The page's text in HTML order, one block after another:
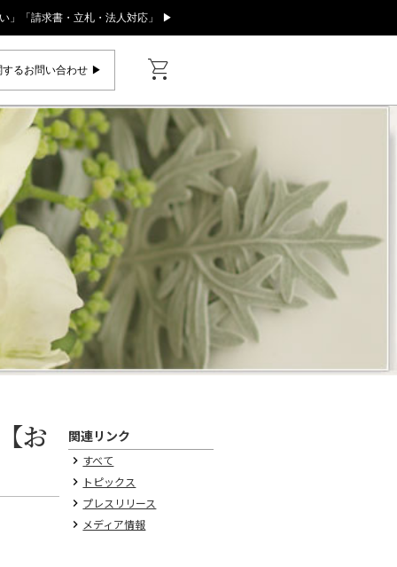
」「請求書・立札・法人対応」 ▶
するお問い合わせ ▶︎ shopping_cart
お
関連リンク
keyboard_arrow_right すべて
keyboard_arrow_right トピックス
keyboard_arrow_right プレスリリース
keyboard_arrow_right メディア情報